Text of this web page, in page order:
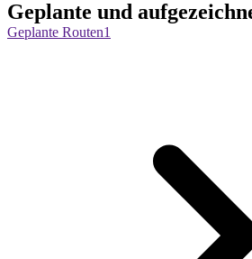
Geplante und
Geplante Routen1